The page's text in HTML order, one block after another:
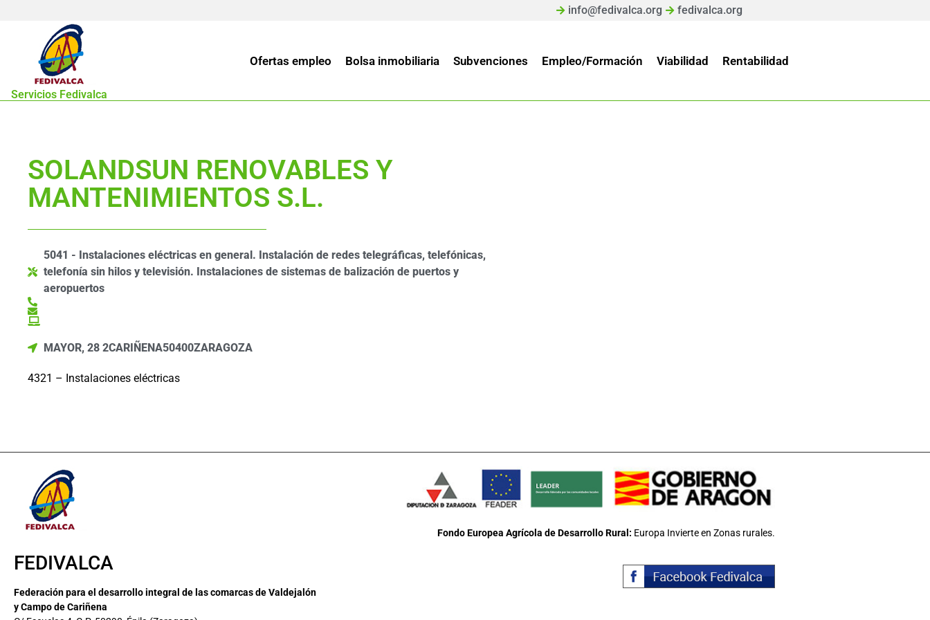
info@fedivalca.org fedivalca.org
Servicios Fedivalca
Ofertas empleo Bolsa inmobiliaria Subvenciones Empleo/Formación Viabilidad Rentabilidad
SOLANDSUN RENOVABLES Y
MANTENIMIENTOS S.L.
5041 - Instalaciones eléctricas en general. Instalación de redes telegráficas, telefónicas,
telefonía sin hilos y televisión. Instalaciones de sistemas de balización de puertos y
aeropuertos
MAYOR, 28 2CARIÑENA50400ZARAGOZA
4321 – Instalaciones eléctricas
FEDIVALCA
Federación para el desarrollo integral de las comarcas de Valdejalón
y Campo de Cariñena
Fondo Europea Agrícola de Desarrollo Rural: Europa Invierte en Zonas rurales.